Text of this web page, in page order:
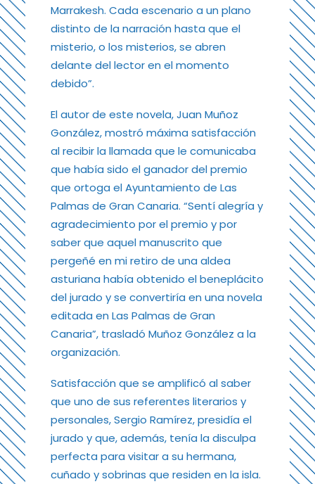
Marrakesh. Cada escenario a un plano
distinto de la narración hasta que el
misterio, o los misterios, se abren
delante del lector en el momento
debido”.
El autor de este novela, Juan Muñoz
González, mostró máxima satisfacción
al recibir la llamada que le comunicaba
que había sido el ganador del premio
que ortoga el Ayuntamiento de Las
Palmas de Gran Canaria. “Sentí alegría y
agradecimiento por el premio y por
saber que aquel manuscrito que
pergeñé en mi retiro de una aldea
asturiana había obtenido el beneplácito
del jurado y se convertiría en una novela
editada en Las Palmas de Gran
Canaria”, trasladó Muñoz González a la
organización.
Satisfacción que se amplificó al saber
que uno de sus referentes literarios y
personales, Sergio Ramírez, presidía el
jurado y que, además, tenía la disculpa
perfecta para visitar a su hermana,
cuñado y sobrinas que residen en la isla.